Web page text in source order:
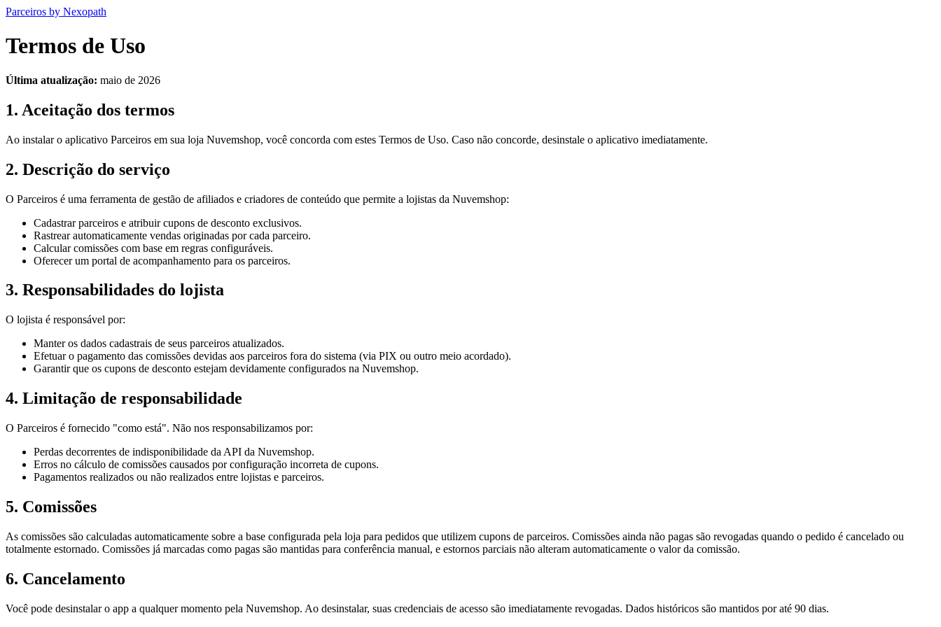
Parceiros by Nexopath
Termos de Uso
Última atualização: maio de 2026
1. Aceitação dos termos
Ao instalar o aplicativo Parceiros em sua loja Nuvemshop, você concorda com estes Termos de Uso. Caso não concorde, desinstale o aplicativo imediatamente.
2. Descrição do serviço
O Parceiros é uma ferramenta de gestão de afiliados e criadores de conteúdo que permite a lojistas da Nuvemshop:
Cadastrar parceiros e atribuir cupons de desconto exclusivos.
Rastrear automaticamente vendas originadas por cada parceiro.
Calcular comissões com base em regras configuráveis.
Oferecer um portal de acompanhamento para os parceiros.
3. Responsabilidades do lojista
O lojista é responsável por:
Manter os dados cadastrais de seus parceiros atualizados.
Efetuar o pagamento das comissões devidas aos parceiros fora do sistema (via PIX ou outro meio acordado).
Garantir que os cupons de desconto estejam devidamente configurados na Nuvemshop.
4. Limitação de responsabilidade
O Parceiros é fornecido "como está". Não nos responsabilizamos por:
Perdas decorrentes de indisponibilidade da API da Nuvemshop.
Erros no cálculo de comissões causados por configuração incorreta de cupons.
Pagamentos realizados ou não realizados entre lojistas e parceiros.
5. Comissões
As comissões são calculadas automaticamente sobre a base configurada pela loja para pedidos que utilizem cupons de parceiros. Comissões ainda não pagas são revogadas quando o pedido é cancelado ou
totalmente estornado. Comissões já marcadas como pagas são mantidas para conferência manual, e estornos parciais não alteram automaticamente o valor da comissão.
6. Cancelamento
Você pode desinstalar o app a qualquer momento pela Nuvemshop. Ao desinstalar, suas credenciais de acesso são imediatamente revogadas. Dados históricos são mantidos por até 90 dias.